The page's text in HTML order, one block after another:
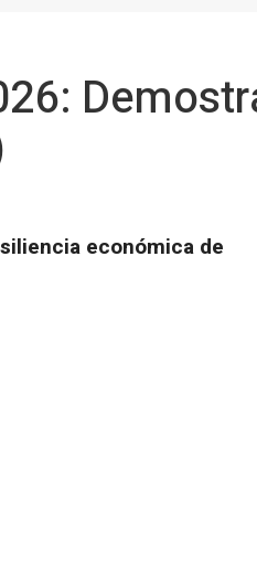
económica de